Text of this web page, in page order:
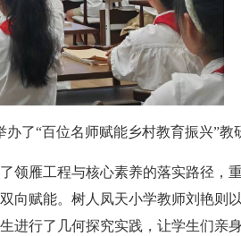
了“百位名师赋能乡村教育振兴”教
雁工程与核心素养的落实路径，
向赋能。树人凤天小学教师刘艳则
进行了几何探究实践，让学生们亲